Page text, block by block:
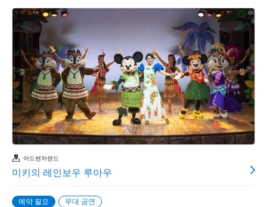
어드벤처랜드
미키의 레인보우 루아우
예약 필요 무대 공연